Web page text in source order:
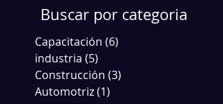
Buscar por categoria
Capacitación (6)
industria (5)
Construcción (3)
Automotriz(1)